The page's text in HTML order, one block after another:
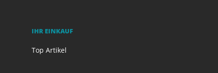
IHR EINKAUF
Top Artikel